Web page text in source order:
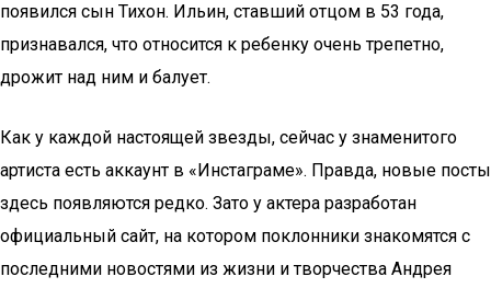
появился сын Тихон. Ильин, ставший отцом в 53 года,
признавался, что относится к ребенку очень трепетно,
дрожит над ним и балует.
Как у каждой настоящей звезды, сейчас у знаменитого
артиста есть аккаунт в «Инстаграме». Правда, новые посты
здесь появляются редко. Зато у актера разработан
официальный сайт, на котором поклонники знакомятся с
последними новостями из жизни и творчества Андрея